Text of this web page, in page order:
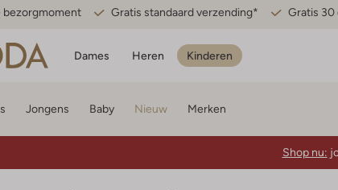
bezorgmoment Gratis standaard verzending* Gratis 30
Dames Heren Kinderen
Jongens Baby Nieuw Merken
Shop nu: